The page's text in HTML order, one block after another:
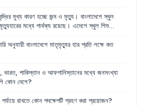
মুখ্য কারণ হচ্ছে জন্ম ও মৃত্যু । বাংলাদেশে স্থুল
মৃত্যুহারের মধ্যে পার্থক্য রয়েছে । এদেশে স্থুল শিশু
জানা যায় যে, এদেশে প্রতিবছর জন্ম নিচ্ছে
অনুযায়ী বাংলাদেশে মাতৃমৃত্যুর হার প্রতি লক্ষে কত
, ভারত, পাকিস্তান ও আফগানিস্তানের মধ্যে জনসংখ্যা
কোন দেশে?
পর্যায়ে রাখতে কোন পদক্ষেপটি গ্রহণ করা প্রয়োজন?